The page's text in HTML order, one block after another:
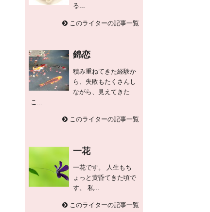
る...
このライターの記事一覧
錦恋
積み重ねてきた経験か
ら、失敗もたくさんし
ながら、見えてきた
こ...
このライターの記事一覧
一花
一花です。 人生もち
ょっと黄昏てきた頃で
す。 私...
このライターの記事一覧